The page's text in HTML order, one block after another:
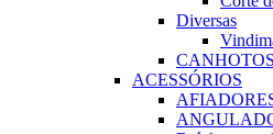
Diversas
CANHOTOS
ACESSÓRIOS